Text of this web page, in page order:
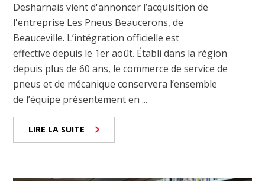
Desharnais vient d'annoncer l’acquisition de
l'entreprise Les Pneus Beaucerons, de
Beauceville. L’intégration officielle est
effective depuis le 1er août. Établi dans la région
depuis plus de 60 ans, le commerce de service de
pneus et de mécanique conservera l’ensemble
de l’équipe présentement en ...
LIRE LA SUITE